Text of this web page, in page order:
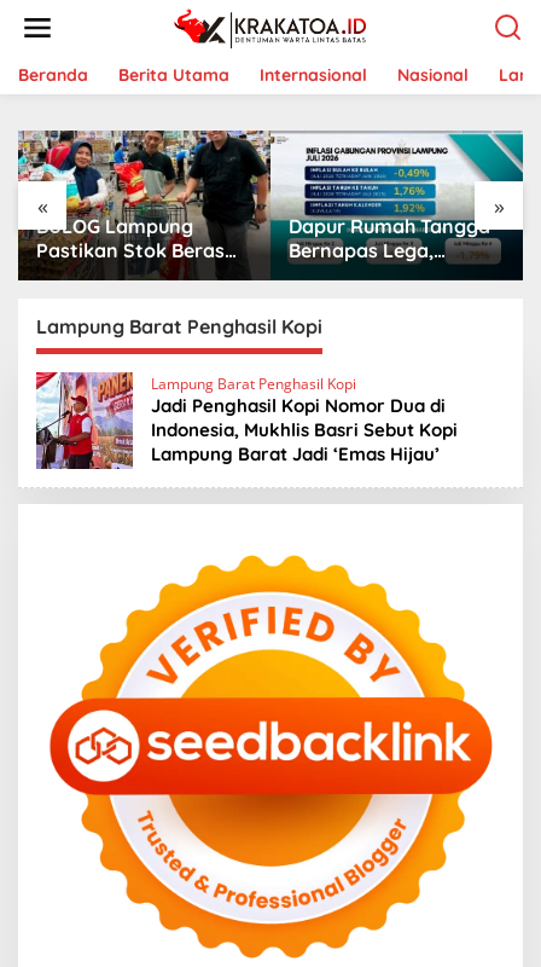
t
Beranda Berita Utama Internasional Nasional
« »
BULOG Lampung
Pastikan Stok Beras
Aman, Beras Premium
di Retail Modern
Dapur Rumah Tangga
Bernapas Lega,
Lampung Jadi Provinsi
Pangannya se-
Sumatera
Lampung Barat Penghasil Kopi
Lampung Barat Penghasil Kopi
Jadi Penghasil Kopi Nomor Dua di
Indonesia, Mukhlis Basri Sebut Kopi
Lampung Barat Jadi ‘Emas Hijau’